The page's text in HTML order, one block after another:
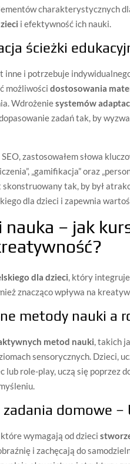
charakterystycznych
i efektywność ich nauki.
ścieżki
inne i potrzebuje
możliwościdostosowania
Wdrożeniesystemów
zadań tak, by
zastosowałem słowa
„gamifikacja” oraz
tak, by był
dla dzieci i zapewnia
nauka – jak
dla dzieci , który
znacząco wpływa na
metody nauki a
metod nauki , takich
sensorycznych. Dzieci,
lub role-play, uczą się poprzez
domowe
które wymagają od dzieci
i zachęcają do